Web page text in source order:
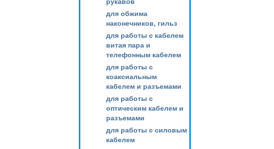
для обжима
наконечников, гильз
для работы с кабелем
витая пара и
телефонным кабелем
для работы с
коаксиальным
кабелем и разъемами
для работы с
оптическим кабелем и
разъемами
для работы с силовым
кабелем